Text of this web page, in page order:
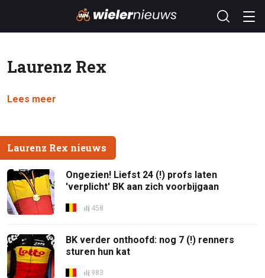
Laurenz Rex
Lees meer
Laurenz Rex nieuws
Ongezien! Liefst 24 (!) profs laten
'verplicht' BK aan zich voorbijgaan
458
BK verder onthoofd: nog 7 (!) renners
sturen hun kat
983